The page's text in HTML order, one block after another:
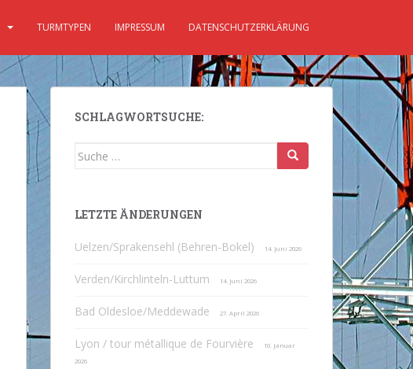
TURMTYPEN IMPRESSUM DATENSCHUTZERKLÄRUNG
SCHLAGWORTSUCHE:
Suche
LETZTE ÄNDERUNGEN
Uelzen/Sprakensehl (Behren-Bokel) 14. Juni 2026
Verden/Kirchlinteln-Luttum 14. Juni 2026
Bad Oldesloe/Meddewade 27. April 2026
Lyon / tour métallique de Fourvière
10. Januar
2026